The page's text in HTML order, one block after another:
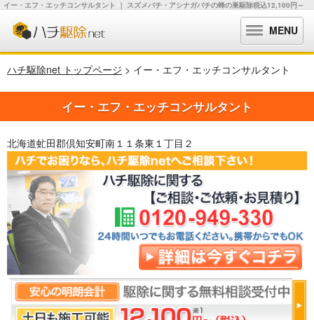
イー・エフ・エッチコンサルタント ｜ スズメバチ・アシナガバチの蜂の巣駆除税込12,100円～
MENU
ハチ駆除net トップページ > イー・エフ・エッチコンサルタント
イー・エフ・エッチコンサルタント
北海道虻田郡倶知安町南１１条東１丁目２